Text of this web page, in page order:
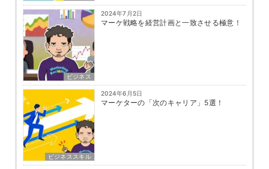
ビジネス
2024年7月2日
マーケ戦略を経営計画と一致させる極意！
ビジネススキル
2024年6月5日
マーケターの「次のキャリア」5選！